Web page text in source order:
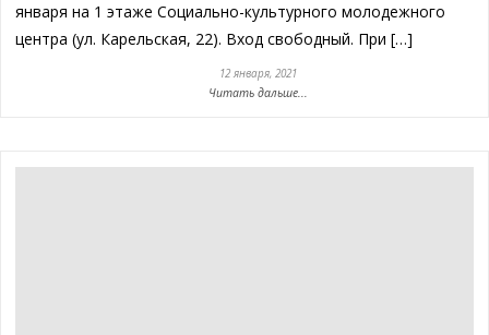
января на 1 этаже Социально-культурного молодежного
центра (ул. Карельская, 22). Вход свободный. При […]
12 января, 2021
Читать дальше...